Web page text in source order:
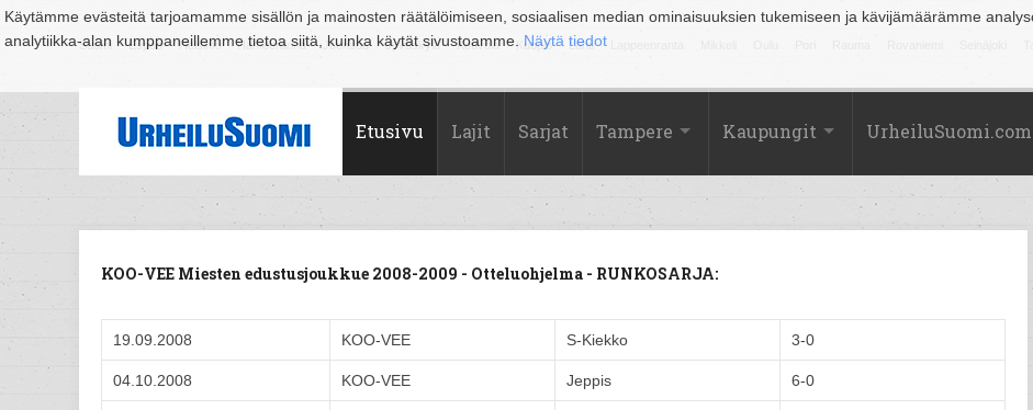
Käytämme evästeitä tarjoamamme sisällön ja mainosten räätälöimiseen, sosiaalisen median ominaisuuksien tukemiseen ja kävijämäärämme
analytiikka-alan kumppaneillemme tietoa siitä, kuinka käytät sivustoamme. Näytä tiedot
Suomi Espoo Helsinki Hämeenlinna Joensuu Jyväskylä Kouvola Kuopio Lahti
Etusivu Lajit Sarjat Tampere Kaupungit UrheiluSuomi.com
KOO-VEE Miesten edustusjoukkue 2008-2009 - Otteluohjelma - RUNKOSARJA:
19.09.2008 KOO-VEE S-Kiekko 3-0
04.10.2008 KOO-VEE Jeppis 6-0